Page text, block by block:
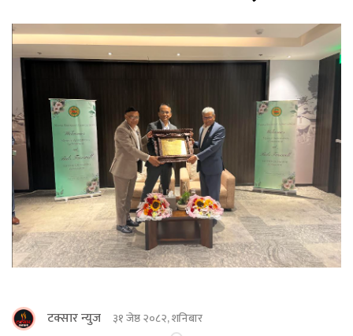
टक्सार न्युज ३१ जेष्ठ २०८२, शनिबार